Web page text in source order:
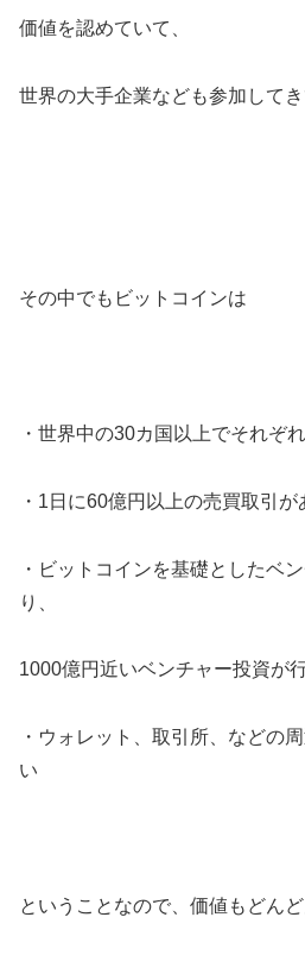
価値を認めていて、
世界の大手企業なども参加してき
その中でもビットコインは
・世界中の30カ国以上でそれぞ
・1日に60億円以上の売買取引が
・ビットコインを基礎としたベ
り、
1000億円近いベンチャー投資が
・ウォレット、取引所、などの
い
ということなので、価値もどん